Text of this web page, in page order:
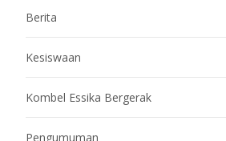
Berita
Kesiswaan
Kombel Essika Bergerak
Pengumuman